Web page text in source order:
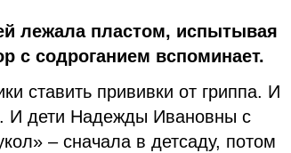
лежала пластом, испытывая
содроганием вспоминает.
ставить прививки от гриппа. И
И дети Надежды Ивановны с
– сначала в детсаду, потом